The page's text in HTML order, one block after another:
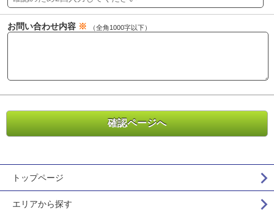
お問い合わせ内容 ※ （全角1000字以下）
トップページ
エリアから探す